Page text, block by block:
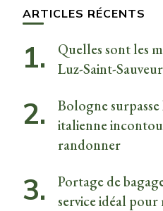
ARTICLES RÉCENTS
Quelles sont les
Luz-Saint-
Bologne
italienne
randonner
Portage de
service idéal